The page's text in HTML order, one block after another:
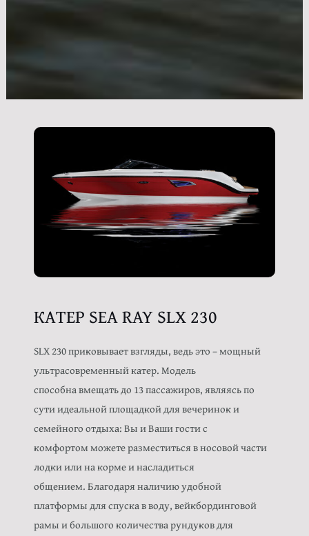
КАТЕР SEA RAY SLX 230
SLX 230 приковывает взгляды, ведь это – мощный
ультрасовременный катер. Модель
способна вмещать до 13 пассажиров, являясь по
сути идеальной площадкой для вечеринок и
семейного отдыха: Вы и Ваши гости с
комфортом можете разместиться в носовой части
лодки или на корме и насладиться
общением. Благодаря наличию удобной
платформы для спуска в воду, вейкбординговой
рамы и большого количества рундуков для